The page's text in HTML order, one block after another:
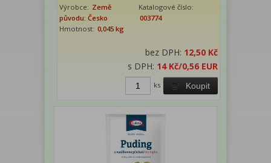
Výrobce: Země
původu: Česko
Katalogové číslo:
003774
Hmotnost: 0,045 kg
bez DPH: 12,50 Kč
s DPH: 14 Kč/0,56 EUR
Koupit
ks